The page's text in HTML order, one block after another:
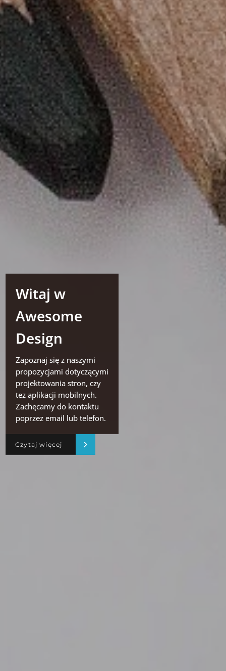
Witaj w
Awesome
Design
Zapoznaj się z naszymi
propozycjami dotyczącymi
projektowania stron, czy
tez aplikacji mobilnych.
Zachęcamy do kontaktu
poprzez email lub telefon.
Czytaj więcej